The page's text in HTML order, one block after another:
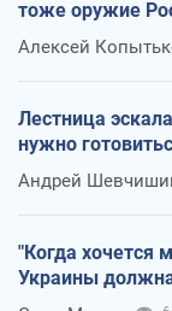
тоже оружие
Алексей
Лестница
нужно
Андрей
"Когда хочется
Украины